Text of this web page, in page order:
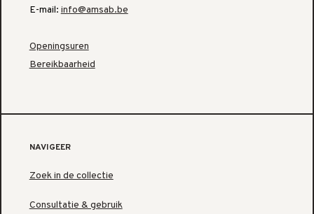
E-mail: info@amsab.be
Openingsuren
Bereikbaarheid
NAVIGEER
Zoek in de collectie
Consultatie & gebruik